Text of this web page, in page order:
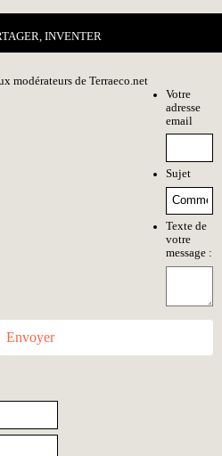
INVENTER
modérateurs de Terraeco.net
Votre
adresse
email
Sujet
Texte de
votre
message :
Envoyer